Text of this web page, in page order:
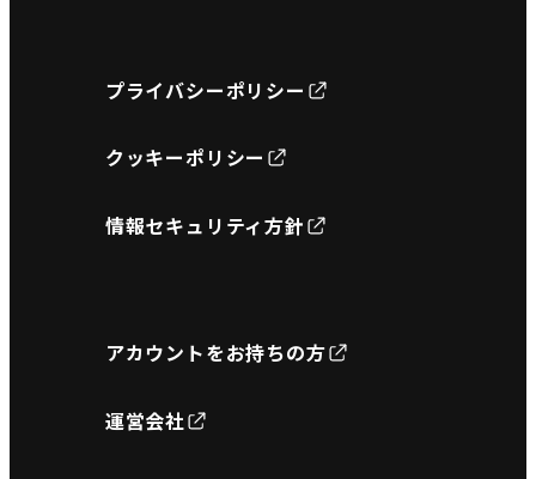
プライバシーポリシー
クッキーポリシー
情報セキュリティ方針
アカウントをお持ちの方
運営会社